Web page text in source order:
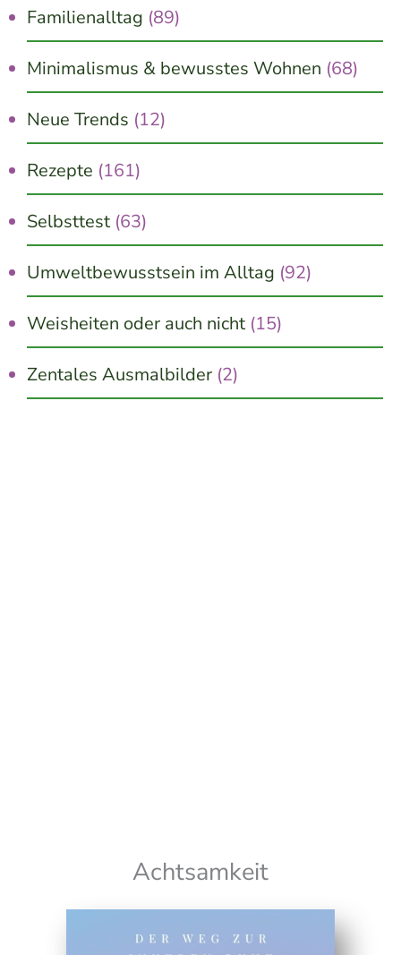
Familienalltag (89)
Minimalismus & bewusstes Wohnen (68)
Neue Trends (12)
Rezepte (161)
Selbsttest (63)
Umweltbewusstsein im Alltag (92)
Weisheiten oder auch nicht (15)
Zentales Ausmalbilder (2)
Achtsamkeit